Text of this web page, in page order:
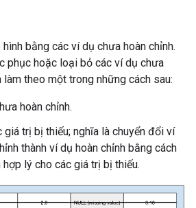
bằng các ví dụ chưa hoàn chỉnh.
phục hoặc loại bỏ các ví dụ chưa
làm theo một trong những cách sau:
hoàn chỉnh.
giá trị bị thiếu; nghĩa là chuyển đổi ví
thành ví dụ hoàn chỉnh bằng cách
lý cho các giá trị bị thiếu.